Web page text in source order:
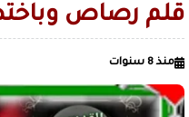
الحرس الثوري: دمرنا
الاصطناعي في البحرين
الصميدي| اليمن
زمن السيطرة على العقول قبل
قلم رصاص
منذ 8 سنوات